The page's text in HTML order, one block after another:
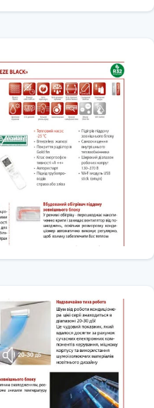
створення комфортних
протягом 7-ми годинного
значень, а також
та економного витрати
повертається до спочатку
оснащуватися модулем Wi-Fi,
і дистанційно
або планшета з будь-якої
використовується
рівень шуму і
12 позицій зміни
встановлюється для
що утворилася в
зовнішнього блоку, після
вироблятися з різних